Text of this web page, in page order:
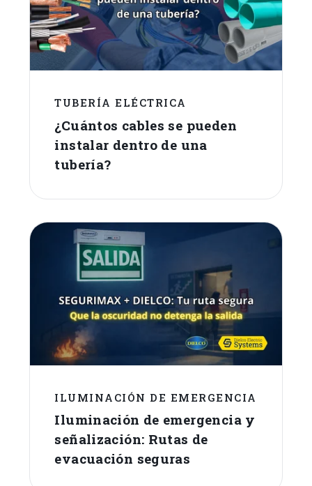
TUBERÍA ELÉCTRICA
¿Cuántos cables se pueden
instalar dentro de una
tubería?
ILUMINACIÓN DE EMERGENCIA
Iluminación de emergencia y
señalización: Rutas de
evacuación seguras